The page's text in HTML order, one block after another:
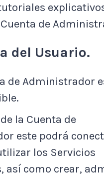
de
del Usuario.
de Administrador
la Cuenta de
este podrá
los Servicios
así como crear,